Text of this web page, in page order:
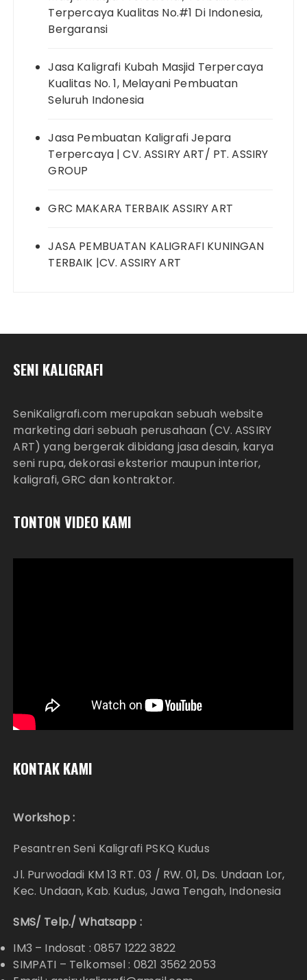
Terpercaya Kualitas No.#1 Di Indonesia,
Bergaransi
Jasa Kaligrafi Kubah Masjid Terpercaya
Kualitas No. 1, Melayani Pembuatan
Seluruh Indonesia
Jasa Pembuatan Kaligrafi Jepara
Terpercaya | CV. ASSIRY ART/ PT. ASSIRY
GROUP
GRC MAKARA TERBAIK ASSIRY ART
JASA PEMBUATAN KALIGRAFI KUNINGAN
TERBAIK |CV. ASSIRY ART
SENI KALIGRAFI
SeniKaligrafi.com merupakan sebuah website
marketing dari sebuah perusahaan (CV. ASSIRY
ART) yang bergerak dibidang jasa desain, karya
seni rupa, dekorasi eksterior maupun interior,
kaligrafi, GRC dan kontraktor.
TONTON VIDEO KAMI
KONTAK KAMI
Workshop :
Pesantren Seni Kaligrafi PSKQ Kudus
Jl. Purwodadi KM 13 RT. 03 / RW. 01, Ds. Undaan Lor,
Kec. Undaan, Kab. Kudus, Jawa Tengah, Indonesia
SMS/ Telp./ Whatsapp :
IM3 – Indosat : 0857 1222 3822
SIMPATI – Telkomsel : 0821 3562 2053